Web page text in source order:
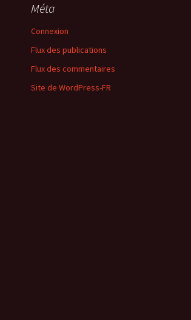
Méta
Connexion
Flux des publications
Flux des commentaires
Site de WordPress-FR